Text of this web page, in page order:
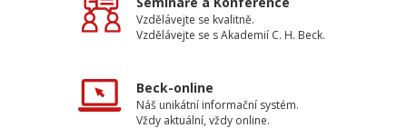
Vzdělávejte se kvalitně.
Vzdělávejte se s Akademií C. H. Beck.
Beck-online
Náš unikátní informační systém.
Vždy aktuální, vždy online.